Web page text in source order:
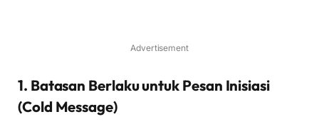
Advertisement
1. Batasan Berlaku untuk Pesan Inisiasi
(Cold Message)